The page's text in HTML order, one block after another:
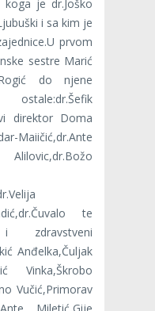
je dr.Joško
i sa kim je
prvom
sestre Marić
do njene
direktor Doma
Maiičić,dr.Ante
te
zdravstveni
Anđelka,Čuljak
Vinka,Škrobo
Vučić,Primorav